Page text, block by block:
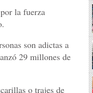
la fuerza
son adictas a
29 millones de
o trajes de